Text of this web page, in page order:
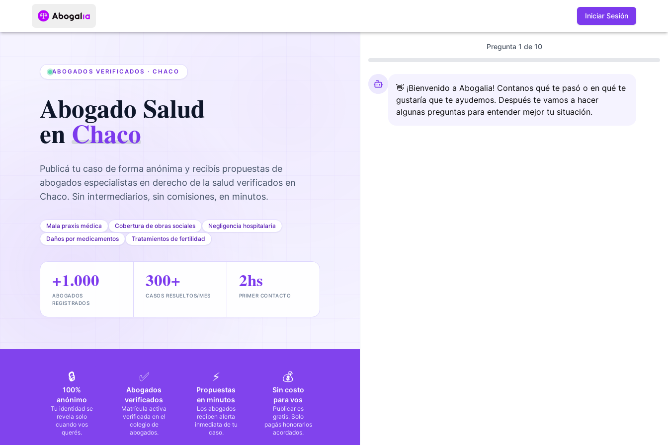
Iniciar Sesión
ABOGADOS VERIFICADOS · CHACO
Abogado Salud
enChaco
Publicá tu caso de forma anónima y recibís propuestas de
abogados especialistas en derecho de la salud verificados en
Chaco. Sin intermediarios, sin comisiones, en minutos.
Mala praxis médica Cobertura de obras sociales
Negligencia hospitalaria
Daños por medicamentos
Tratamientos de fertilidad
+1.000
ABOGADOS
REGISTRADOS
300+
CASOS RESUELTOS/MES
2hs
PRIMER CONTACTO
🔒
100%
anónimo
Tu identidad se
revela solo
cuando vos
querés.
✅
Abogados
verificados
Matrícula activa
verificada en el
colegio de
abogados.
⚡
Propuestas
en minutos
Los abogados
reciben alerta
inmediata de tu
caso.
💰
Sin costo
para vos
Publicar es
gratis. Solo
pagás honorarios
acordados.
Pregunta 1 de 10
👋 ¡Bienvenido a Abogalia! Contanos qué te pasó o en qué te
gustaría que te ayudemos. Después te vamos a hacer
algunas preguntas para entender mejor tu situación.